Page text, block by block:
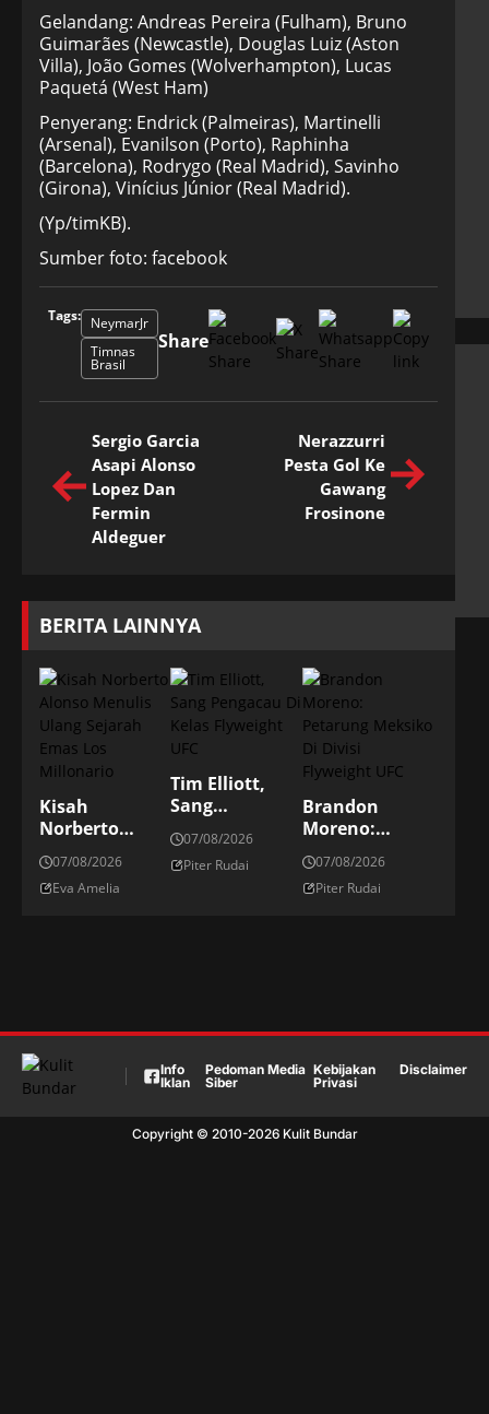
Gelandang: Andreas Pereira (Fulham), Bruno
Guimarães (Newcastle), Douglas Luiz (Aston
Villa), João Gomes (Wolverhampton), Lucas
Paquetá (West Ham)
Penyerang: Endrick (Palmeiras), Martinelli
(Arsenal), Evanilson (Porto), Raphinha
(Barcelona), Rodrygo (Real Madrid), Savinho
(Girona), Vinícius Júnior (Real Madrid).
(Yp/timKB).
Sumber foto: facebook
Tags: NeymarJr
Timnas
Brasil
Share
Sergio Garcia
Asapi Alonso
Lopez Dan
Fermin
Aldeguer
Nerazzurri
Pesta Gol Ke
Gawang
Frosinone
BERITA LAINNYA
Kisah
Norberto
Alonso
Menulis Ulang
Sejarah Emas
07/08/2026
Eva Amelia
Tim Elliott,
Sang
Pengacau Di
Kelas
Flyweight UFC
07/08/2026
Piter Rudai
Brandon
Moreno:
Petarung
Meksiko Di
Divisi
07/08/2026
Piter Rudai
Info
Iklan
Pedoman Media
Siber
Kebijakan
Privasi
Disclaimer
Copyright © 2010-2026Kulit Bundar